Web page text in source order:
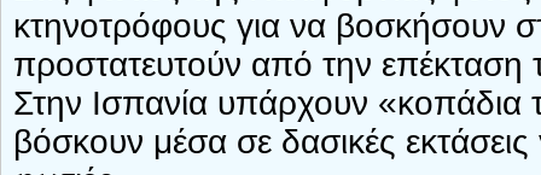
κτηνοτρόφους για να βοσκήσουν
προστατευτούν από την επέκταση
Στην Ισπανία υπάρχουν
βόσκουν μέσα σε δασικές